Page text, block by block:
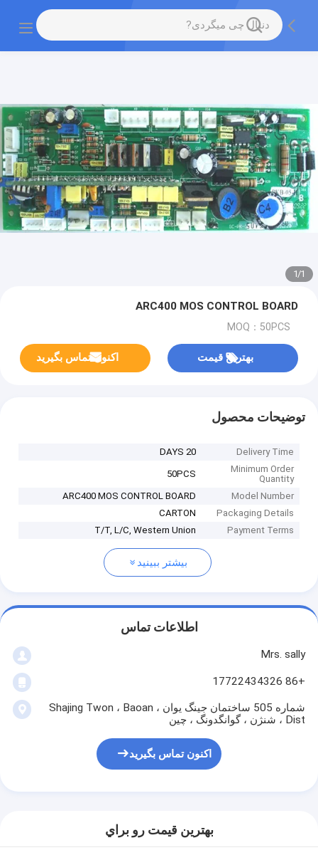
1
/
1
ARC400 MOS CONTROL BOARD
MOQ：50PCS
بهترین قیمت اکنون تماس بگیرید
توضیحات محصول
Delivery Time
20 DAYS
Minimum Order
Quantity
50PCS
Model Number
ARC400 MOS CONTROL BOARD
Packaging Details
CARTON
Payment Terms
T/T, L/C, Western Union
بیشتر ببینید
اطلاعات تماس
Mrs. sally
+86 17722434326
شماره 505 ساختمان جینگ یوان ، Shajing Twon ، Baoan
Dist ، شنژن ، گوانگدونگ ، چین
اکنون تماس بگیرید
بهترين قيمت رو براي